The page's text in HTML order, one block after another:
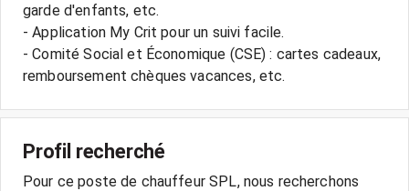
garde d'enfants, etc.
- Application My Crit pour un suivi facile.
- Comité Social et Économique (CSE) : cartes cadeaux,
Profil recherché
Pour ce poste de chauffeur SPL, nous recherchons